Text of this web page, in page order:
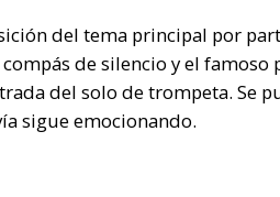
del tema principal por
de silencio y el famoso
del solo de trompeta. Se
sigue emocionando.